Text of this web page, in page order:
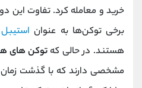
خرید و معامله کرد. تفاوت این
برخی توکن‌ها به عنوان
هستند. در حالی کهتوکن های
مشخصی دارند که با گذشت زمان